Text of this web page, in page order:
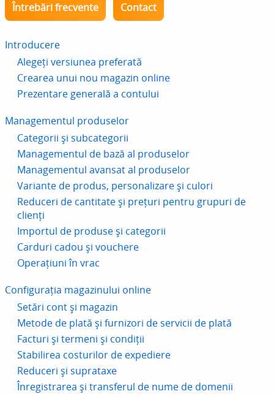
Întrebări frecvente Contact
Introducere
Alegeți versiunea preferată
Crearea unui nou magazin online
Prezentare generală a contului
Managementul produselor
Categorii și subcategorii
Managementul de bază al produselor
Managementul avansat al produselor
Variante de produs, personalizare și culori
Reduceri de cantitate și prețuri pentru grupuri de
clienți
Importul de produse și categorii
Carduri cadou și vouchere
Operațiuni în vrac
Configurația magazinului online
Setări cont și magazin
Metode de plată și furnizori de servicii de plată
Facturi și termeni și condiții
Stabilirea costurilor de expediere
Reduceri și suprataxe
Înregistrarea și transferul de nume de domenii